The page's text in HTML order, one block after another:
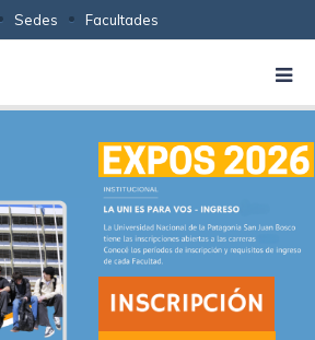
Sedes Facultades